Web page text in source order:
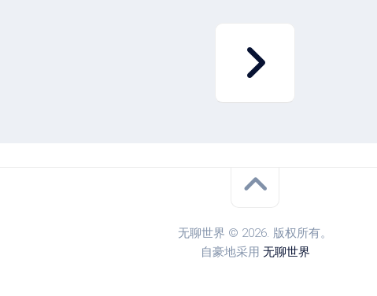
无聊世界 © 2026. 版权所有。
自豪地采用 无聊世界